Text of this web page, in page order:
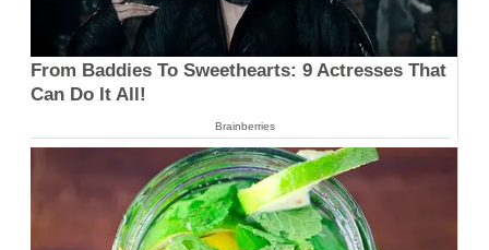
From Baddies To Sweethearts: 9 Actresses That
Can Do It All!
Brainberries